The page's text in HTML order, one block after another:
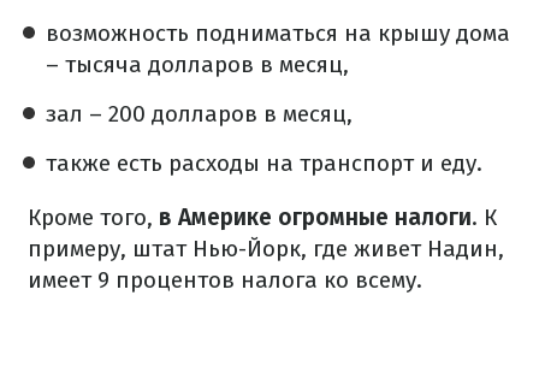
возможность подниматься на крышу дома
– тысяча долларов в месяц,
зал – 200 долларов в месяц,
также есть расходы на транспорт и еду.
Кроме того, в Америке огромные налоги. К
примеру, штат Нью-Йорк, где живет Надин,
имеет 9 процентов налога ко всему.